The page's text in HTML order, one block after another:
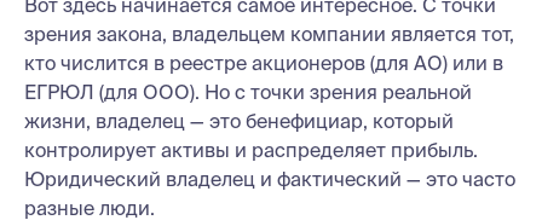
Вот здесь начинается самое интересное. С точки
зрения закона, владельцем компании является тот,
кто числится в реестре акционеров (для АО) или в
ЕГРЮЛ (для ООО). Но с точки зрения реальной
жизни, владелец — это бенефициар, который
контролирует активы и распределяет прибыль.
Юридический владелец и фактический — это часто
разные люди.